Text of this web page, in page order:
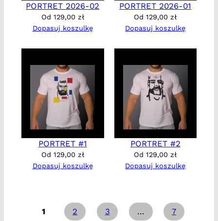
PORTRET 2026-02
Od 129,00 zł
Dopasuj koszulkę
PORTRET 2026-01
Od129,00zł
Dopasuj koszulkę
PORTRET #1
Od 129,00 zł
Dopasuj koszulkę
PORTRET #2
Od129,00zł
Dopasuj koszulkę
1 2 3 … 7